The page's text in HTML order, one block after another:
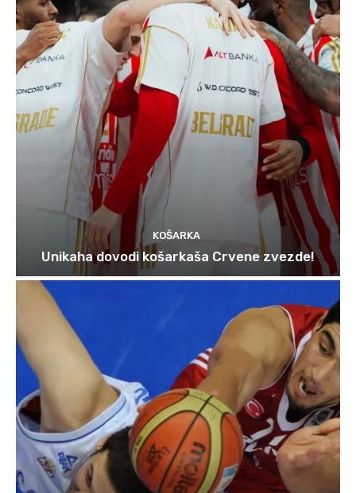
KOŠARKA
Unikaha dovodi košarkaša Crvene zvezde!